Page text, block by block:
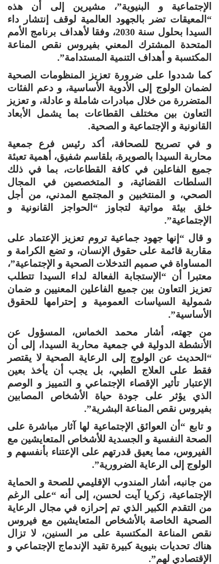
الإجتماعية و البنيوية”، مشيرين إلى أن هذه
“المعيقات تضر بالجهود العالمية لوقف إنتشار داء
السيدا بحلول سنة 2030، وفقا لأهداف برنامج الأمم
المتحدة المشترك المعني بفيروس نقص المناعة
المكتسبة و أهداف التنمية المستدامة”.
كما شددوا على ضرورة تعزيز المنظومات الصحية
لضمان الولوج إلى الأدوية الأساسية، و دعم الفئات
المتضررة من خلال مبادرات شاملة و عادلة، و تعزيز
التعاون بين مختلف القطاعات بما يشمل الأبعاد
القانونية و الإجتماعية و الصحية.
و في تصريح للصحافة، أكد رئيس فرع جمعية
محاربة السيدا بالصويرة، بلقاسم شفيق، أهمية تعبئة
جميع الفاعلين في كافة القطاعات، بما في ذلك
السلطات القضائية، و المتخصصين في المجال
الصحي، و المنتخبين و المجتمع المدني، من أجل
خلق بيئة مواتية لتجاوز “الحواجز القانونية و
الإجتماعية”.
و قال “إنها جهود جماعية تروم تعزيز الإعتماد على
مقاربة قائمة على حقوق الإنسان، و تضع الكرامة و
المساواة في صميم التدخلات الصحية و الإجتماعية”،
معتبرا أن “الإستجابة الفعالة لداء السيدا تتطلب
تعزيز التعاون بين جميع الفاعلين المعنيين و ضمان
شمولية السياسات العمومية و إحترامها للحقوق
الأساسية”.
من جهته، أشار محمد الخماس، المسؤول عن
الأنشطة الدولية في جمعية محاربة السيدا، إلى أن
“الحديث عن الولوج إلى الرعاية الصحية لا يقتصر
فقط على العلاج الطبي، بل يجب أن يأخذ بعين
الإعتبار تأثير الإقصاء الإجتماعي و التمييز و الوصم
الذي يؤثر على جودة حياة الأشخاص المصابين
بفيروس نقص المناعة البشرية”.
و تابع “أن العوائق الإجتماعية لها آثار مباشرة على
الصحة النفسية و الجسدية للأشخاص المتعايشين مع
الفيروس، مما يعيق قدرتهم على الإعتناء بأنفسهم و
الولوج إلى الرعاية الضرورية”.
من جانبه، أشار المندوب الإقليمي للصحة و الحماية
الإجتماعية، زكريا آيت لحسن، إلى أنه “على الرغم
من التقدم الكبير الذي تم إحرازه في مجال الرعاية
الصحية الخاصة بالأشخاص المتعايشين مع فيروس
نقص المناعة المكتسبة على مر السنين، لا تزال
هناك تحديات بنيوية كبيرة تقيد الإندماج الإجتماعي و
الإقتصادي لهم”.